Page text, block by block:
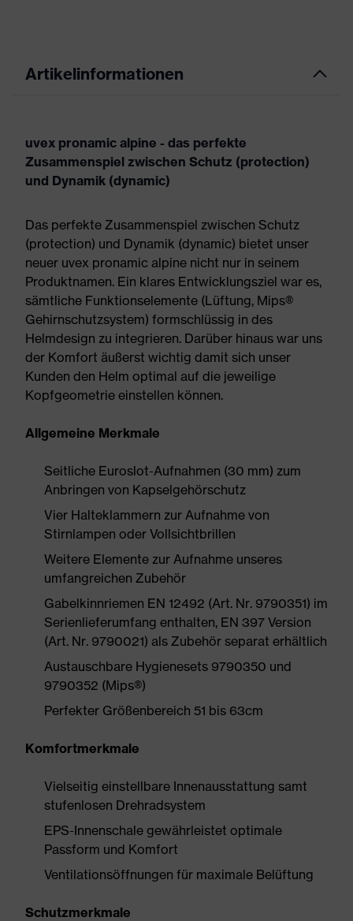
Artikelinformationen
uvex pronamic alpine - das perfekte
Zusammenspiel zwischen Schutz (protection)
und Dynamik (dynamic)
Das perfekte Zusammenspiel zwischen Schutz
(protection) und Dynamik (dynamic) bietet unser
neuer uvex pronamic alpine nicht nur in seinem
Produktnamen. Ein klares Entwicklungsziel war es,
sämtliche Funktionselemente (Lüftung, Mips®
Gehirnschutzsystem) formschlüssig in des
Helmdesign zu integrieren. Darüber hinaus war uns
der Komfort äußerst wichtig damit sich unser
Kunden den Helm optimal auf die jeweilige
Kopfgeometrie einstellen können.
Allgemeine Merkmale
Seitliche Euroslot-Aufnahmen (30 mm) zum
Anbringen von Kapselgehörschutz
Vier Halteklammern zur Aufnahme von
Stirnlampen oder Vollsichtbrillen
Weitere Elemente zur Aufnahme unseres
umfangreichen Zubehör
Gabelkinnriemen EN 12492 (Art. Nr. 9790351) im
Serienlieferumfang enthalten, EN 397 Version
(Art. Nr. 9790021) als Zubehör separat erhältlich
Austauschbare Hygienesets 9790350 und
9790352 (Mips®)
Perfekter Größenbereich 51 bis 63cm
Komfortmerkmale
Vielseitig einstellbare Innenausstattung samt
stufenlosen Drehradsystem
EPS-Innenschale gewährleistet optimale
Passform und Komfort
Ventilationsöffnungen für maximale Belüftung
Schutzmerkmale